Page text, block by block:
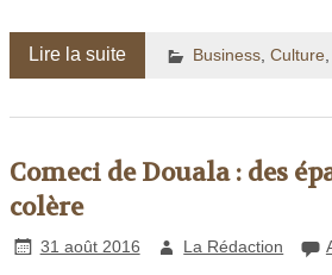
Lire la suite Business, Culture,
Comeci de Douala : des
colère
31 août 2016 La Rédaction